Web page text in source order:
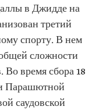
в Джидде на
третий
спорту. В нем
сложности
время сбора 18
Парашютной
саудовской